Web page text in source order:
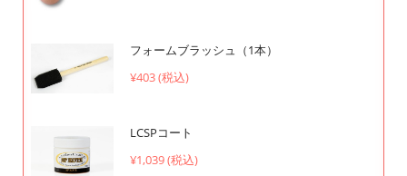
フォームブラッシュ（1本）
¥403 (税込)
LCSPコート
¥1,039 (税込)